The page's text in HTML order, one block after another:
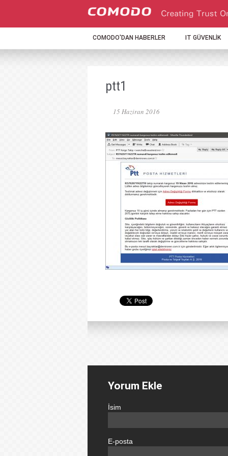
COMODO'DAN HABERLER IT GÜVENLİK
ptt1
15 Haziran 2016
Yorum Ekle
İsim
E-posta